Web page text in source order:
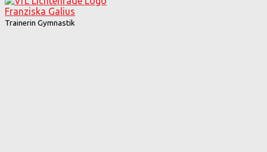
Franziska Galius
Trainerin Gymnastik